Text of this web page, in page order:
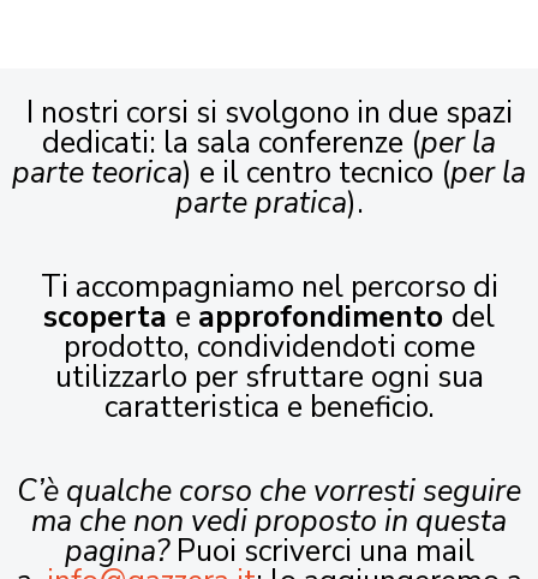
I nostri corsi si svolgono in due spazi
dedicati: la sala conferenze (per la
parte teorica) e il centro tecnico (per la
parte pratica).
Ti accompagniamo nel percorso di
scoperta e approfondimento del
prodotto, condividendoti come
utilizzarlo per sfruttare ogni sua
caratteristica e beneficio.
C’è qualche corso che vorresti seguire
ma che non vedi proposto in questa
pagina?Puoi scriverci una mail